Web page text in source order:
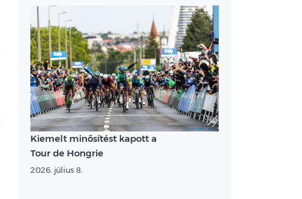
Kiemelt minősítést kapott a
Tour de Hongrie
2026. július 8.